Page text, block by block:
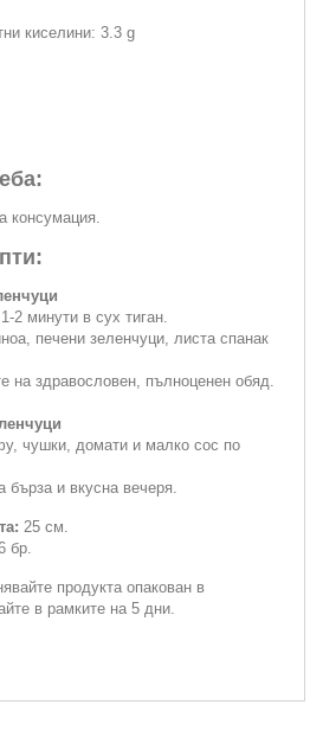
киселини: 3.3 g
консумация.
2 минути в сух тиган.
печени зеленчуци, листа спанак
на здравословен, пълноценен обяд.
чушки, домати и малко сос по
бърза и вкусна вечеря.
25 см.
бр.
продукта опакован в
в рамките на 5 дни.